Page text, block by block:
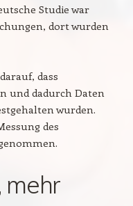
Studie war
dort wurden
dass
und dadurch Daten
wurden.
des
mehr